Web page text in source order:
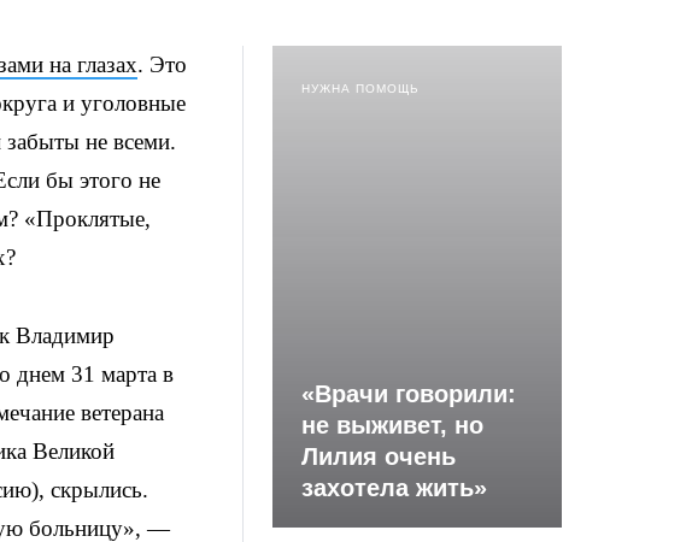
на глазах. Это
и уголовные
забыты не всеми.
бы этого не
«Проклятые,
Владимир
днем 31 марта в
ветерана
Великой
скрылись.
больницу», —
НУЖНА ПОМОЩЬ
«Врачи говорили:
не выживет, но
Лилия очень
захотела жить»